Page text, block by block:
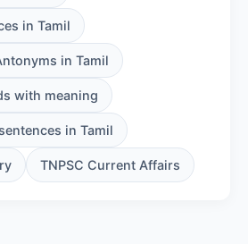
in Tamil
in Tamil
with meaning
in Tamil
TNPSC Current Affairs